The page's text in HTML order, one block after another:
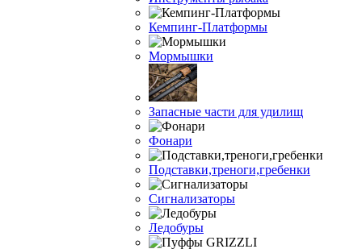
Кемпинг-Платформы
Мормышки
Запасные части для удилищ
Фонари
Подставки,треноги,гребенки
Сигнализаторы
Ледобуры